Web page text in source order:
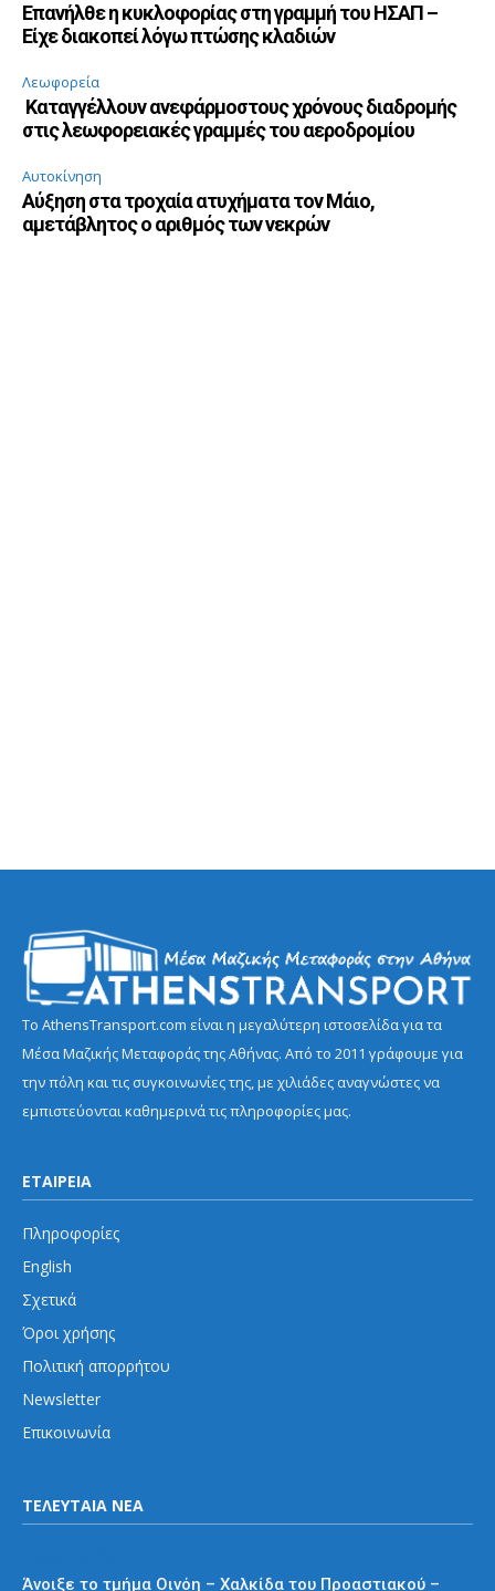
Επανήλθε η κυκλοφορίας στη γραμμή του ΗΣΑΠ –
Είχε διακοπεί λόγω πτώσης κλαδιών
Λεωφορεία
Καταγγέλλουν ανεφάρμοστους χρόνους διαδρομής
στις λεωφορειακές γραμμές του αεροδρομίου
Αυτοκίνηση
Αύξηση στα τροχαία ατυχήματα τον Μάιο,
αμετάβλητος ο αριθμός των νεκρών
Το AthensTransport.com είναι η μεγαλύτερη ιστοσελίδα για τα
Μέσα Μαζικής Μεταφοράς της Αθήνας. Από το 2011 γράφουμε για
την πόλη και τις συγκοινωνίες της, με χιλιάδες αναγνώστες να
εμπιστεύονται καθημερινά τις πληροφορίες μας.
ΕΤΑΙΡΕΙΑ
Πληροφορίες
English
Σχετικά
Όροι χρήσης
Πολιτική απορρήτου
Newsletter
Επικοινωνία
ΤΕΛΕΥΤΑΙΑ ΝΕΑ
Άνοιξε το τμήμα Οινόη – Χαλκίδα του Προαστιακού –